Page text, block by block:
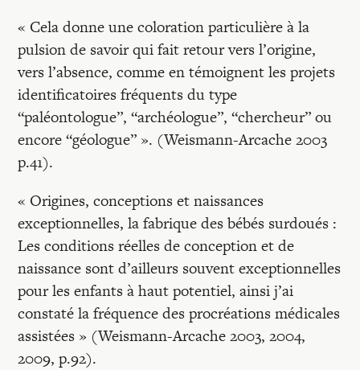
« Cela donne une coloration particulière à la
pulsion de savoir qui fait retour vers l’origine,
vers l’absence, comme en témoignent les projets
identificatoires fréquents du type
“paléontologue”, “archéologue”, “chercheur” ou
encore “géologue” ». (Weismann-Arcache 2003
p.41).
« Origines, conceptions et naissances
exceptionnelles, la fabrique des bébés surdoués :
Les conditions réelles de conception et de
naissance sont d’ailleurs souvent exceptionnelles
pour les enfants à haut potentiel, ainsi j’ai
constaté la fréquence des procréations médicales
assistées » (Weismann-Arcache 2003, 2004,
2009, p.92).